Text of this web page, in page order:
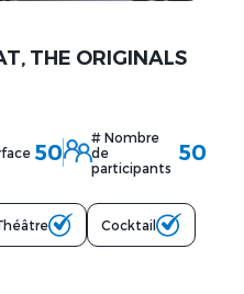
THE ORIGINALS
50
# Nombre
de
participants
50
Cocktail